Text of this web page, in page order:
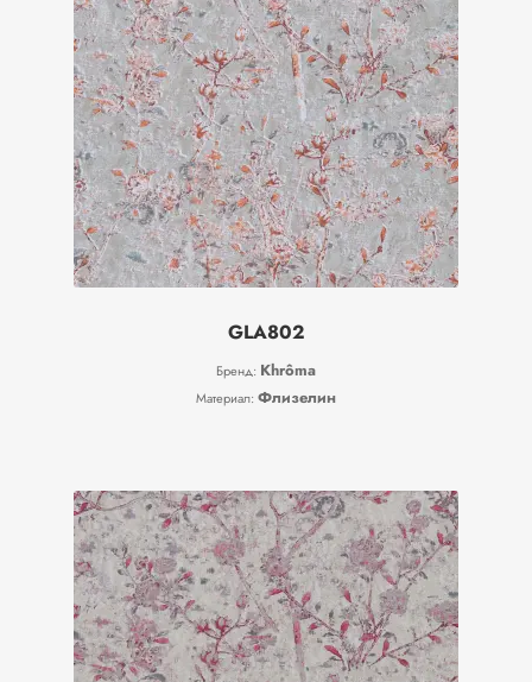
GLA802
Бренд: Khrôma
Материал: Флизелин